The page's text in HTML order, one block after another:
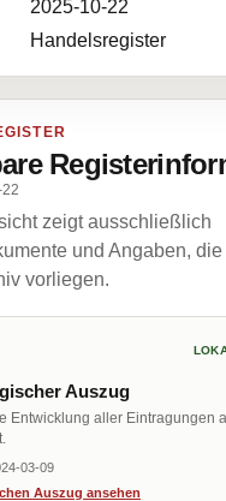
2025-10-22
Handelsregister
zeigt ausschließlich
und Angaben,
vorliegen.
Auszug
Entwicklung aller Eintragungen
03-09
Auszug ansehen